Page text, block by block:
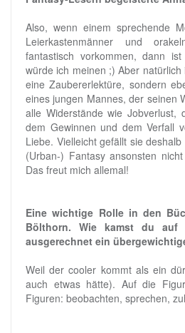
Also, wenn einem sprechende
Leierkastenmänner und
fantastisch vorkommen, dann
würde ich meinen ;) Aber
eine Zaubererlektüre, sondern
eines jungen Mannes, der seinen
alle Widerstände wie Jobverlust,
dem Gewinnen und dem Verfall
Liebe. Vielleicht gefällt sie
(Urban-) Fantasy ansonsten
Das freut mich allemal!
Eine wichtige Rolle in den
Bölthorn. Wie kamst du auf
ausgerechnet ein
Weil der cooler kommt als ein
auch etwas hätte). Auf die
Figuren: beobachten, sprechen,